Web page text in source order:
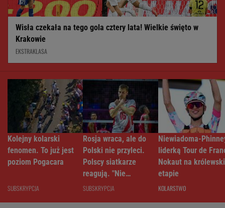
Wisła czekała na tego gola cztery lata! Wielkie święto w
Krakowie
EKSTRAKLASA
Kolejny kolarski
fenomen. To już jest
poziom Pogacara
SUBSKRYPCJA
Rosja wraca, ale do
Polski nie przyleci.
Polscy siatkarze
reagują. "Nie
rozumiem"
SUBSKRYPCJA
Niewiadoma-
liderką Tour de
Nokaut na
etapie
KOLARSTWO